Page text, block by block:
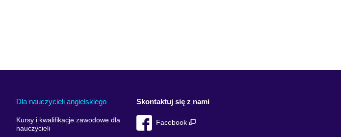
Dla nauczycieli angielskiego
Kursy i kwalifikacje zawodowe dla
nauczycieli
Skontaktuj się z nami
Facebook